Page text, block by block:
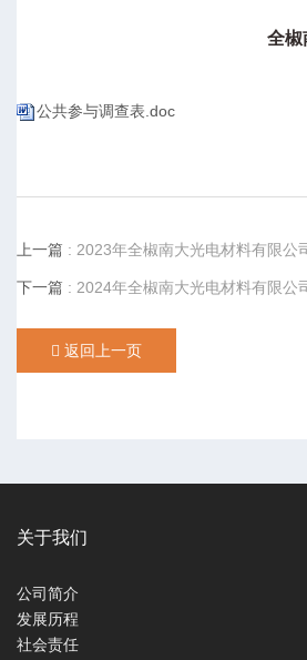
全椒
公共参与调查表.doc
上一篇 : 2023年全椒南大光电材料有限公
下一篇 : 2024年全椒南大光电材料有限公
返回上一页
关于我们
公司简介
发展历程
社会责任